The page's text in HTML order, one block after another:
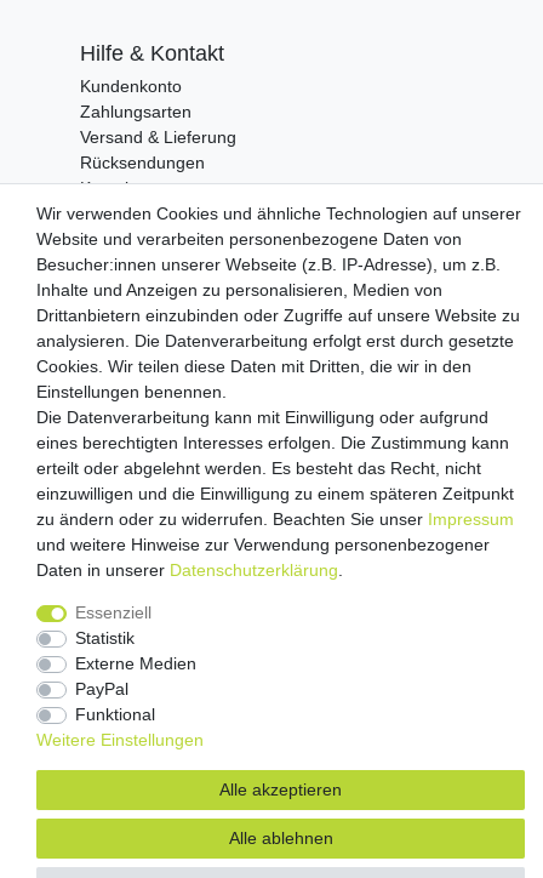
Hilfe & Kontakt
Kundenkonto
Zahlungsarten
Versand & Lieferung
Rücksendungen
Kontakt zu uns
Zahlungsanbieter
Versandpartner
Barrierefreiheitserklärung
Wir verwenden Cookies und ähnliche Technologien auf unserer
Website und verarbeiten personenbezogene Daten von
Besucher:innen unserer Webseite (z.B. IP-Adresse), um z.B.
Inhalte und Anzeigen zu personalisieren, Medien von
Drittanbietern einzubinden oder Zugriffe auf unsere Website zu
analysieren. Die Datenverarbeitung erfolgt erst durch gesetzte
Cookies. Wir teilen diese Daten mit Dritten, die wir in den
Einstellungen benennen.
Die Datenverarbeitung kann mit Einwilligung oder aufgrund
eines berechtigten Interesses erfolgen. Die Zustimmung kann
erteilt oder abgelehnt werden. Es besteht das Recht, nicht
einzuwilligen und die Einwilligung zu einem späteren Zeitpunkt
zu ändern oder zu widerrufen. Beachten Sie unser Impressum
und weitere Hinweise zur Verwendung personenbezogener
Daten in unserer Daten­schutz­erklärung
Essenziell
Statistik
Externe Medien
PayPal
Funktional
Weitere Einstellungen
Alle akzeptieren
Alle ablehnen